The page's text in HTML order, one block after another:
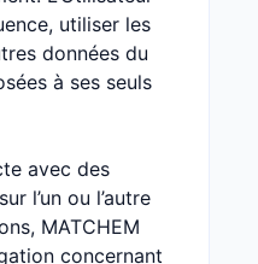
utiliser les
données du
à ses seuls
avec des
l’un ou l’autre
MATCHEM
concernant